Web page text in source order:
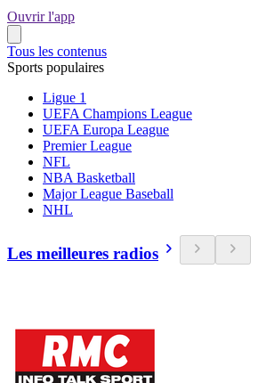
Ouvrir l'app
Tous les contenus
Sports populaires
Ligue 1
UEFA Champions League
UEFA Europa League
Premier League
NFL
NBA Basketball
Major League Baseball
NHL
Les meilleures radios